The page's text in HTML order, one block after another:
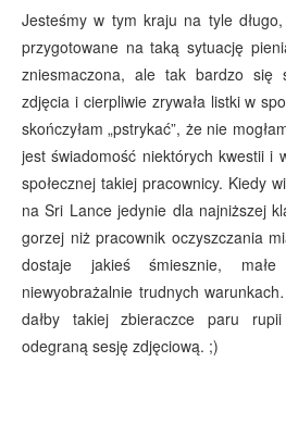
Jesteśmy w tym kraju na tyle
przygotowane na taką sytuację
zniesmaczona, ale tak bardzo się
zdjęcia i cierpliwie zrywała listki w
skończyłam „pstrykać”, że nie
jest świadomość niektórych kwestii i
społecznej takiej pracownicy. Kiedy
na Sri Lance jedynie dla najniższej
gorzej niż pracownik oczyszczania
dostaje jakieś śmiesznie,
niewyobrażalnie trudnych
dałby takiej zbieraczce paru
odegraną sesję zdjęciową. ;)